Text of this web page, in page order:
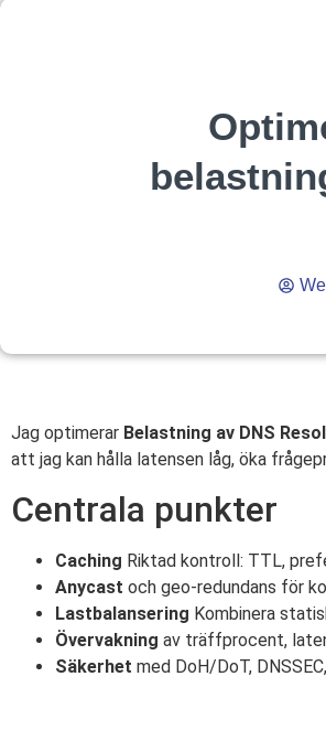
Jag optimerar Belastning av DNS
att jag kan hålla latensen låg, öka
Centrala punkter
Caching Riktad kontroll: TTL,
Anycast och geo-redundans för
Lastbalansering Kombinera
Övervakning av träffprocent,
Säkerhet med DoH/DoT,